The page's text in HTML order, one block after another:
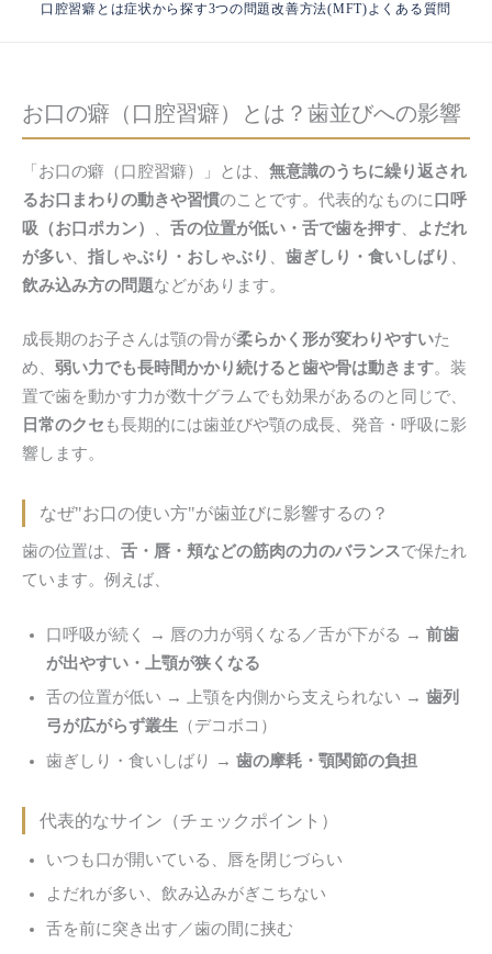
口腔習癖とは症状から探す3つの問題改善方法(MFT)よくある質問
お口の癖（口腔習癖）とは？ 歯並びへの影響
「お口の癖（口腔習癖）」とは、 無意識のうちに繰り返され
るお口まわりの動きや習慣のことです。代表的なものに口呼
吸（お口ポカン）
舌の位置が低い・舌で歯を押す
よだれ
が多い
指しゃぶり・おしゃぶり 歯ぎしり・食いしばり
飲み込み方の問題などがあります。
成長期のお子さんは顎の骨が柔らかく形が変わりやすいた
め、 弱い力でも長時間かかり続けると歯や骨は動きます。装
置で歯を動かす力が数十グラムでも効果があるのと同じで、
日常のクセ も長期的には歯並びや顎の成長、発音・呼吸に影
響します。
なぜ"お口の使い方"が歯並びに影響するの？
歯の位置は、 舌・唇・頬などの筋肉の力のバランスで保たれ
ています。例えば、
口呼吸が続く → 唇の力が弱くなる／舌が下がる → 前歯
が出やすい・上顎が狭くなる
舌の位置が低い → 上顎を内側から支えられない → 歯列
弓が広がらず叢生（デコボコ）
歯ぎしり・食いしばり → 歯の摩耗・顎関節の負担
代表的なサイン（チェックポイント）
いつも口が開いている、唇を閉じづらい
よだれが多い、飲み込みがぎこちない
舌を前に突き出す／歯の間に挟む